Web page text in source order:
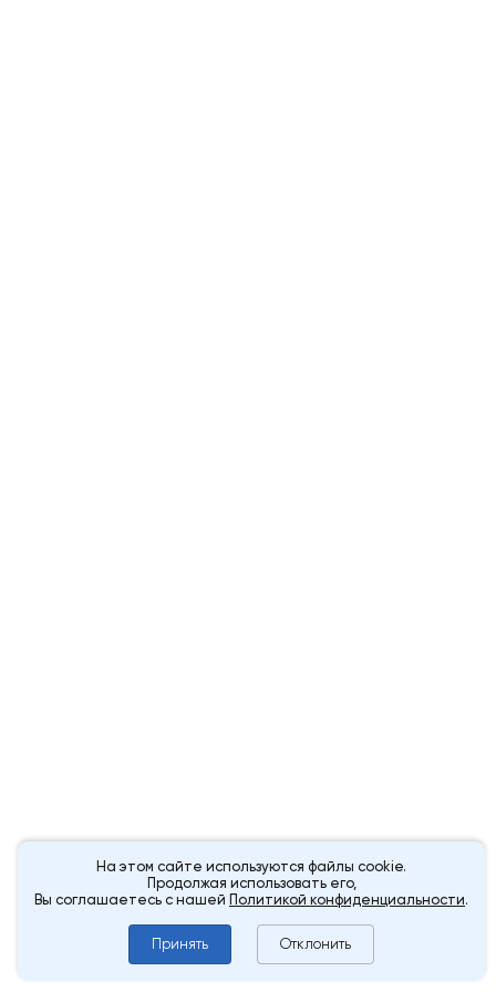
На этом сайте используются файлы cookie.
Продолжая использовать его,
Вы соглашаетесь с нашей Политикой конфиденциальности.
Принять Отклонить